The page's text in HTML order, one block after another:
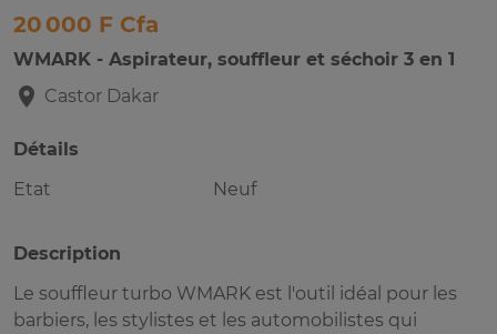
20 000 F Cfa
WMARK - Aspirateur, souffleur et séchoir 3 en 1
Castor Dakar
Détails
Etat
Neuf
Description
Le souffleur turbo WMARK est l'outil idéal pour les
barbiers, les stylistes et les automobilistes qui